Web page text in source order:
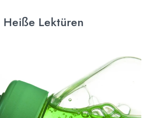
Heiße Lektüren